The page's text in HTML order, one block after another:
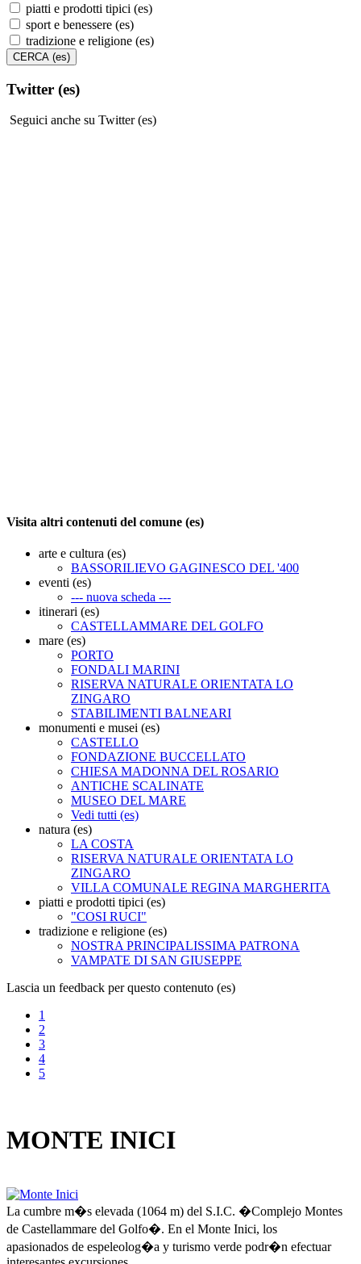
piatti e prodotti tipici (es)
sport e benessere (es)
tradizione e religione (es)
Twitter (es)
Seguici anche su Twitter (es)
Visita altri contenuti del comune (es)
arte e cultura (es)
BASSORILIEVO GAGINESCO DEL '400
eventi (es)
--- nuova scheda ---
itinerari (es)
CASTELLAMMARE DEL GOLFO
mare (es)
PORTO
FONDALI MARINI
RISERVA NATURALE ORIENTATA LO
ZINGARO
STABILIMENTI BALNEARI
monumenti e musei (es)
CASTELLO
FONDAZIONE BUCCELLATO
CHIESA MADONNA DEL ROSARIO
ANTICHE SCALINATE
MUSEO DEL MARE
Vedi tutti (es)
natura (es)
LA COSTA
RISERVA NATURALE ORIENTATA LO
ZINGARO
VILLA COMUNALE REGINA MARGHERITA
piatti e prodotti tipici (es)
"COSI RUCI"
tradizione e religione (es)
NOSTRA PRINCIPALISSIMA PATRONA
VAMPATE DI SAN GIUSEPPE
Lascia un feedback per questo contenuto (es)
1
2
3
4
5
MONTE INICI
La cumbre m�s elevada (1064 m) del S.I.C. �Complejo Montes
de Castellammare del Golfo�. En el Monte Inici, los
apasionados de espeleolog�a y turismo verde podr�n efectuar